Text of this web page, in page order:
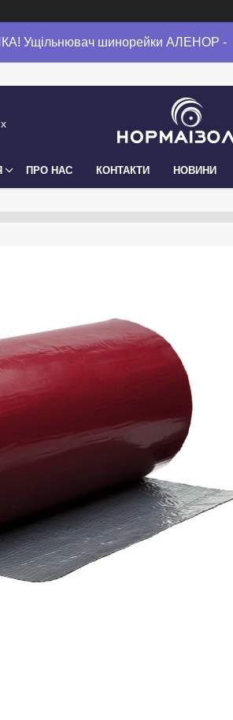
Ущільнювач шинорейки АЛЕНОР -
ПРО НАС КОНТАКТИ НОВИНИ